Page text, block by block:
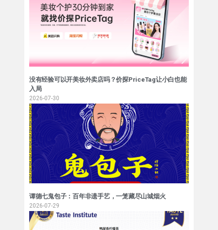
没有经验可以开美妆外卖店吗？价探PriceTag让小白也能
入局
2026-07-30
谭德七鬼包子：百年非遗手艺，一笼藏尽山城烟火
2026-07-29